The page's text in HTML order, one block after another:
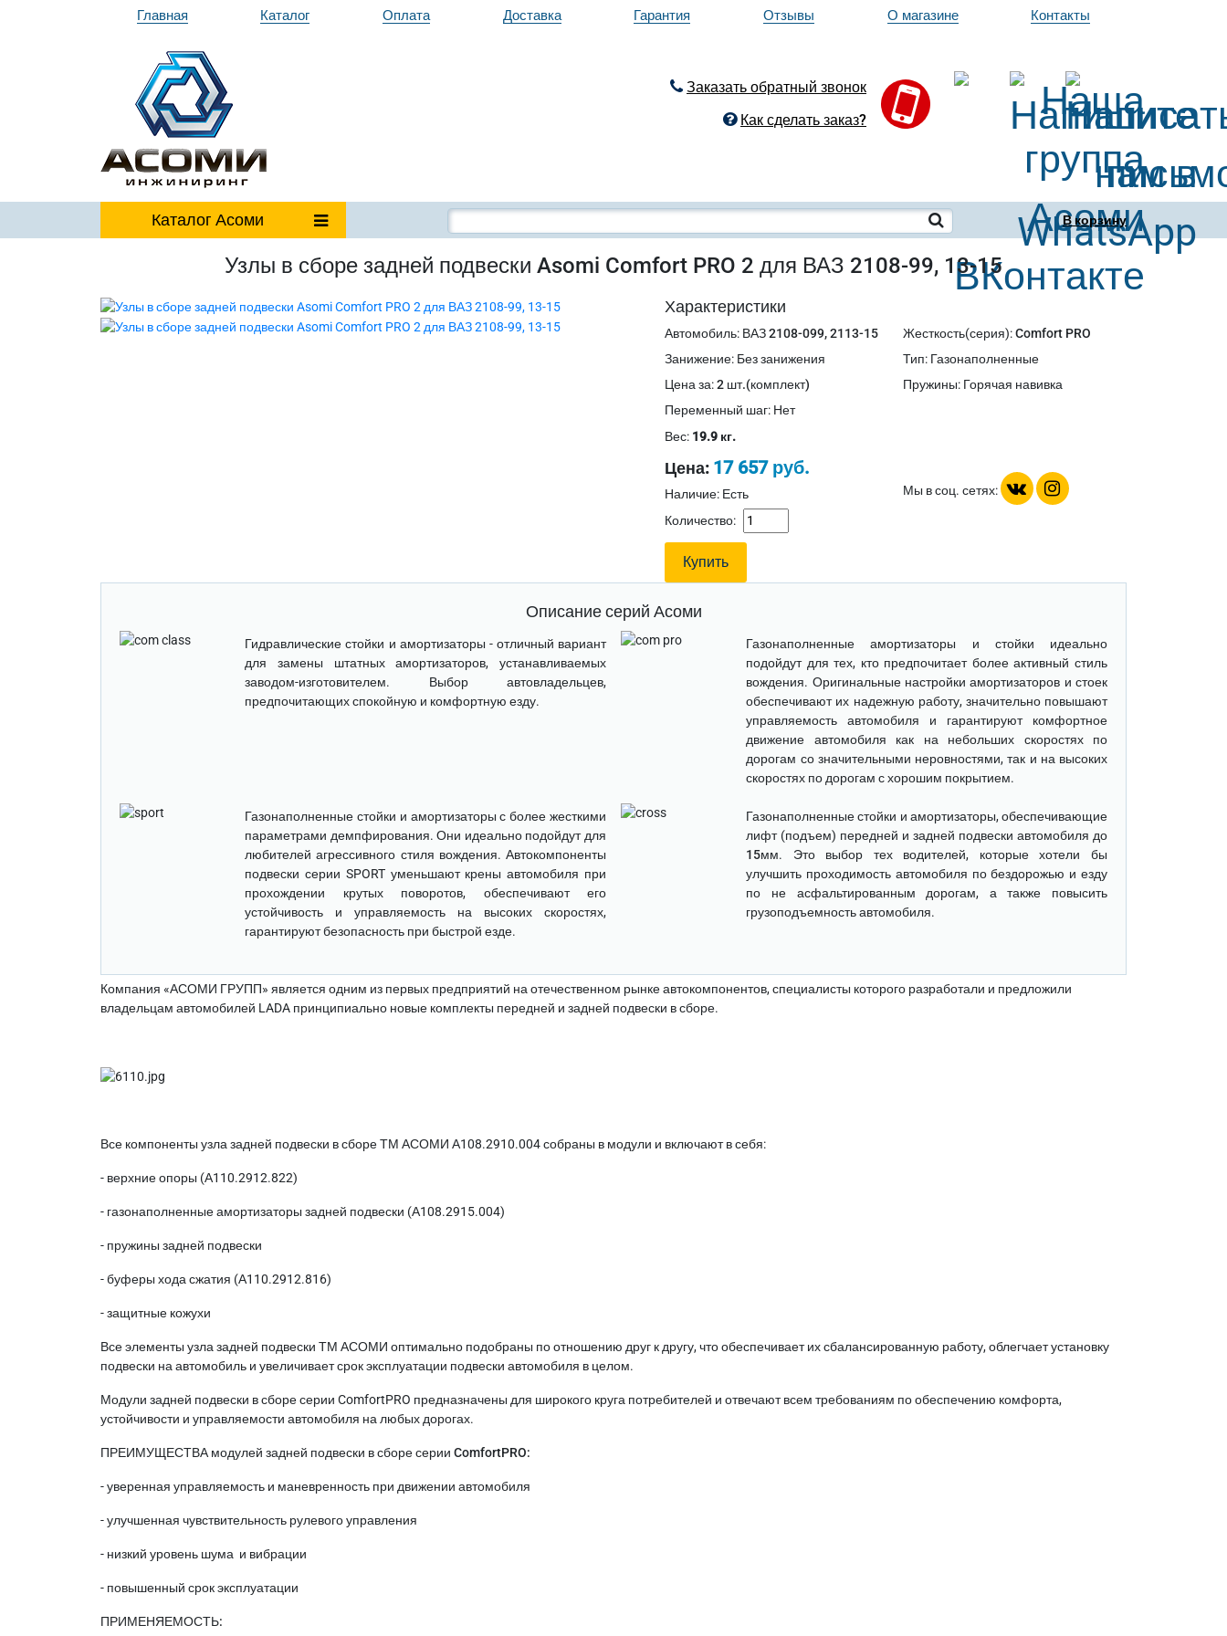
Главная Каталог Оплата Доставка Гарантия Отзывы О магазине Контакты
Заказать обратный звонок
Как сделать заказ?
Каталог Асоми В корзину
Узлы в сборе задней подвески Asomi Comfort PRO 2 для ВАЗ 2108-99, 13-15
Характеристики
Автомобиль: ВАЗ 2108-099, 2113-15 Жесткость(серия):Comfort PRO
Занижение: Без занижения Тип: Газонаполненные
Цена за:2 шт.(комплект) Пружины: Горячая навивка
Переменный шаг: Нет
Вес: 19.9 кг.
Цена: 17 657 руб.
Наличие: Есть
Количество:
Мы в соц. сетях:
Описание серий Асоми
Гидравлические стойки и амортизаторы - отличный вариант
для замены штатных амортизаторов, устанавливаемых
заводом-изготовителем. Выбор автовладельцев,
предпочитающих спокойную и комфортную езду.
Газонаполненные амортизаторы и стойки идеально
подойдут для тех, кто предпочитает более активный стиль
вождения. Оригинальные настройки амортизаторов и стоек
обеспечивают их надежную работу, значительно повышают
управляемость автомобиля и гарантируют комфортное
движение автомобиля как на небольших скоростях по
дорогам со значительными неровностями, так и на высоких
скоростях по дорогам с хорошим покрытием.
Газонаполненные стойки и амортизаторы с более жесткими
параметрами демпфирования. Они идеально подойдут для
любителей агрессивного стиля вождения. Автокомпоненты
подвески серии SPORT уменьшают крены автомобиля при
прохождении крутых поворотов, обеспечивают его
устойчивость и управляемость на высоких скоростях,
гарантируют безопасность при быстрой езде.
Газонаполненные стойки и амортизаторы, обеспечивающие
лифт (подъем) передней и задней подвески автомобиля до
15мм. Это выбор тех водителей, которые хотели бы
улучшить проходимость автомобиля по бездорожью и езду
по не асфальтированным дорогам, а также повысить
грузоподъемность автомобиля.
Компания «АСОМИ ГРУПП» является одним из первых предприятий на отечественном рынке автокомпонентов, специалисты которого разработали и предложили
владельцам автомобилей LADA принципиально новые комплекты передней и задней подвески в сборе.
Все компоненты узла задней подвески в сборе ТМ АСОМИ А108.2910.004 собраны в модули и включают в себя:
- верхние опоры (А110.2912.822)
- газонаполненныеамортизаторы задней подвески (А108.2915.004)
- пружины задней подвески
- буферы хода сжатия (А110.2912.816)
- защитные кожухи
Все элементы узла задней подвески ТМ АСОМИ оптимально подобраны по отношению друг к другу, что обеспечивает их сбалансированную работу, облегчает установку
подвески на автомобиль и увеличивает срок эксплуатации подвески автомобиля в целом.
Модули задней подвески в сборе серии ComfortPRO предназначены для широкого круга потребителей и отвечают всем требованиям по обеспечению комфорта,
устойчивости и управляемости автомобиля на любых дорогах.
ПРЕИМУЩЕСТВА модулей задней подвески в сборе серии ComfortPRO:
- уверенная управляемость и маневренность при движении автомобиля
- улучшенная чувствительность рулевого управления
- низкий уровень шума и вибрации
- повышенный срок эксплуатации
ПРИМЕНЯЕМОСТЬ: